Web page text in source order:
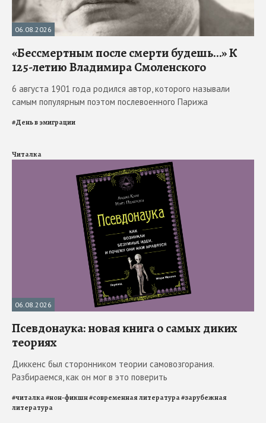
06.08.2026
«Бессмертным после смерти будешь…» К
125-летию Владимира Смоленского
6 августа 1901 года родился автор, которого называли
самым популярным поэтом послевоенного Парижа
#День в эмиграции
Читалка
06.08.2026
Псевдонаука: новая книга о самых диких
теориях
Диккенс был сторонником теории самовозгорания.
Разбираемся, как он мог в это поверить
#читалка#нон-фикшн#современная литература#зарубежная
литература